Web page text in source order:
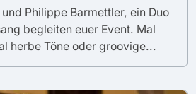
Philippe Barmettler, ein Duo
begleiten euer Event. Mal
herbe Töne oder groovige...